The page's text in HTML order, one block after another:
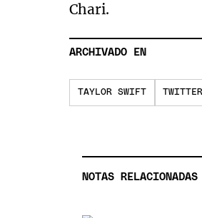
Chari.
ARCHIVADO EN
TAYLOR SWIFT TWITTER
NOTAS RELACIONADAS